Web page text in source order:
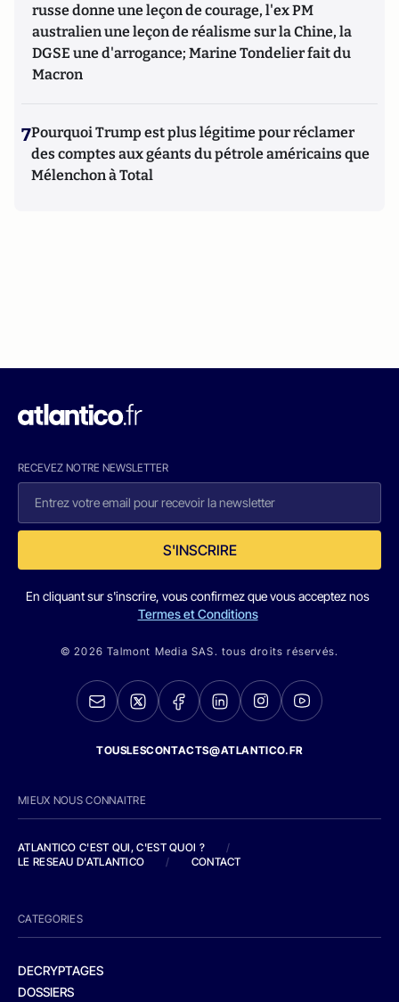
russe donne une leçon de courage, l'ex PM
australien une leçon de réalisme sur la Chine, la
DGSE une d'arrogance; Marine Tondelier fait du
Macron
7Pourquoi Trump est plus légitime pour réclamer
des comptes aux géants du pétrole américains que
Mélenchon à Total
RECEVEZ NOTRE NEWSLETTER
S'INSCRIRE
En cliquant sur s'inscrire, vous confirmez que vous acceptez nos
Termes et Conditions
© 2026 Talmont Media SAS. tous droits réservés.
TOUSLESCONTACTS@ATLANTICO.FR
MIEUX NOUS CONNAITRE
ATLANTICO C'EST QUI, C'EST QUOI ?
/
LE RESEAU D'ATLANTICO
/ CONTACT
CATEGORIES
DECRYPTAGES
DOSSIERS